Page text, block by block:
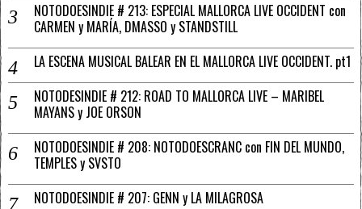
NOTODOESINDIE # 213: ESPECIAL MALLORCA LIVE OCCIDENT con
CARMEN y MARÍA, DMASSO y STANDSTILL
LA ESCENA MUSICAL BALEAR EN EL MALLORCA LIVE OCCIDENT. pt1
NOTODESINDIE # 212: ROAD TO MALLORCA LIVE – MARIBEL
MAYANS y JOE ORSON
NOTODOESINDIE # 208: NOTODOESCRANC con FIN DEL MUNDO,
TEMPLES y SVSTO
NOTODOESINDIE # 207: GENN y LA MILAGROSA